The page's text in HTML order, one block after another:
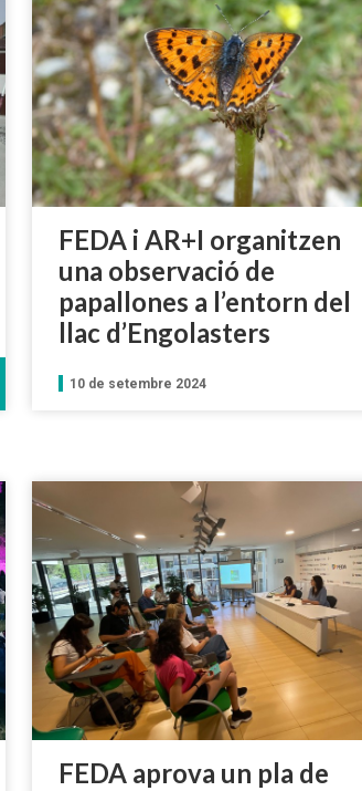
FEDA i AR+I organitzen
una observació de
papallones a l’entorn del
llac d’Engolasters
10 de setembre 2024
FEDA aprova un pla de